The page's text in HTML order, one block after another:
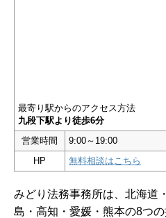
最寄り駅からのアクセス方法
九段下駅より徒歩6分
営業時間
9:00～19:00
HP
無料相談はこちら
みどり法務事務所は、北海道
島・高知・愛媛・熊本の8つ